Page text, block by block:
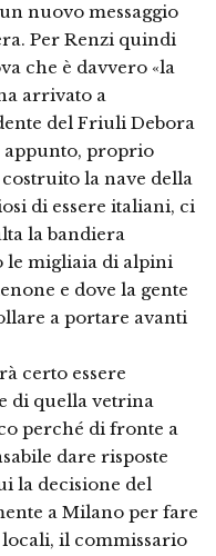
nuovo messaggio
Per Renzi quindi
che è davvero «la
arrivato a
del Friuli Debora
appunto, proprio
la nave della
di essere italiani, ci
la bandiera
le migliaia di alpini
e dove la gente
a portare avanti
certo essere
di quella vetrina
perché di fronte a
dare risposte
la decisione del
a Milano per fare
il commissario